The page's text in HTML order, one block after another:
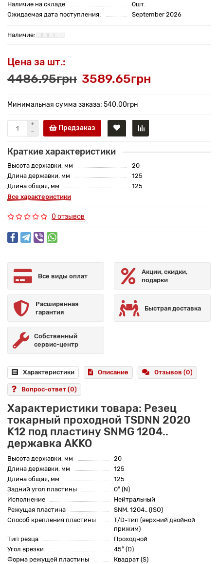
Наличие на складе
0шт.
Ожидаемая дата поступления:
September 2026
Цена за шт.:
4486.95грн 3589.65грн
Минимальная сумма заказа: 540.00грн
Предзаказ
Краткие характеристики
Высота державки, мм
20
Длина державки, мм
125
Длина общая, мм
125
Все характеристики
0 отзывов
Все виды оплат
Акции, скидки,
подарки
Расширенная
гарантия
Быстрая доставка
Собственный
сервис-центр
Характеристики Описание Отзывов (0)
Вопрос-ответ (0)
Характеристики товара: Резец
токарный проходной TSDNN 2020
K12 под пластину SNMG 1204..
державка AKKO
Высота державки, мм
20
Длина державки, мм
125
Длина общая, мм
125
Задний угол пластины
0° (N)
Исполнение
Нейтральный
Режущая пластина
SNM. 1204.. (ISO)
Способ крепления пластины
T/D-тип (верхний двойной
прижим)
Тип резца
Проходной
Угол врезки
45° (D)
Форма режущей пластины
Квадрат (S)